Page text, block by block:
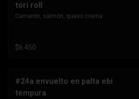
tori roll
Camarón, salmón, queso crema.
$6.450
#24a envuelto en palta ebi
tempura